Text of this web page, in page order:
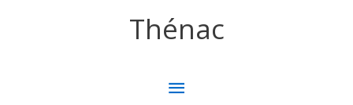
Thénac
MENU